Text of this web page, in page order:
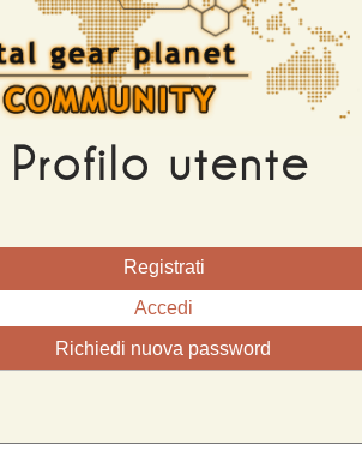
Profilo utente
Registrati
Accedi
Richiedi nuova password